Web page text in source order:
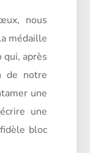
nous
médaille
qui, après
de notre
une
une
bloc